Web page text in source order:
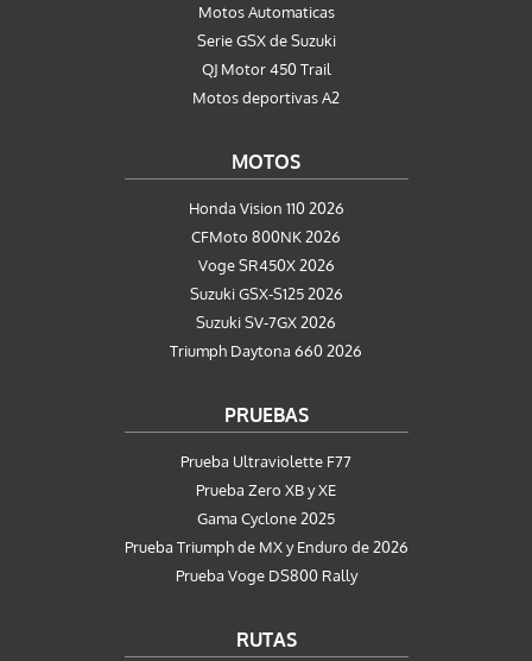
Motos Automaticas
Serie GSX de Suzuki
QJ Motor 450 Trail
Motos deportivas A2
MOTOS
Honda Vision 110 2026
CFMoto 800NK 2026
Voge SR450X 2026
Suzuki GSX-S125 2026
Suzuki SV-7GX 2026
Triumph Daytona 660 2026
PRUEBAS
Prueba Ultraviolette F77
Prueba Zero XB y XE
Gama Cyclone 2025
Prueba Triumph de MX y Enduro de 2026
Prueba Voge DS800 Rally
RUTAS